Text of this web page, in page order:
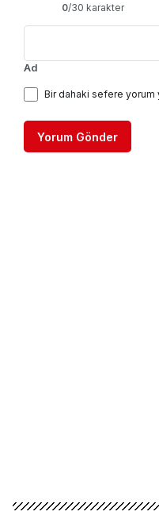
0/30 karakter
Ad
Bir dahaki sefere yorum
Yorum Gönder